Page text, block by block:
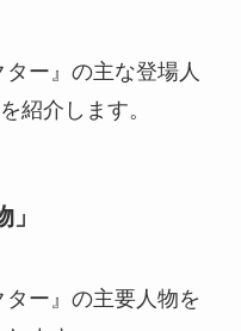
ー』の主な登場人
紹介します。
ー』の主要人物を